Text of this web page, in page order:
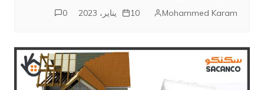
Mohammed Karam 10 يناير، 2023 0